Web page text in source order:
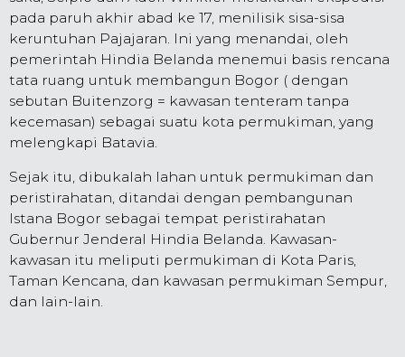
pada paruh akhir abad ke 17, menilisik sisa-sisa
keruntuhan Pajajaran. Ini yang menandai, oleh
pemerintah Hindia Belanda menemui basis rencana
tata ruang untuk membangun Bogor ( dengan
sebutan Buitenzorg = kawasan tenteram tanpa
kecemasan) sebagai suatu kota permukiman, yang
melengkapi Batavia.
Sejak itu, dibukalah lahan untuk permukiman dan
peristirahatan, ditandai dengan pembangunan
Istana Bogor sebagai tempat peristirahatan
Gubernur Jenderal Hindia Belanda. Kawasan-
kawasan itu meliputi permukiman di Kota Paris,
Taman Kencana, dan kawasan permukiman Sempur,
dan lain-lain.